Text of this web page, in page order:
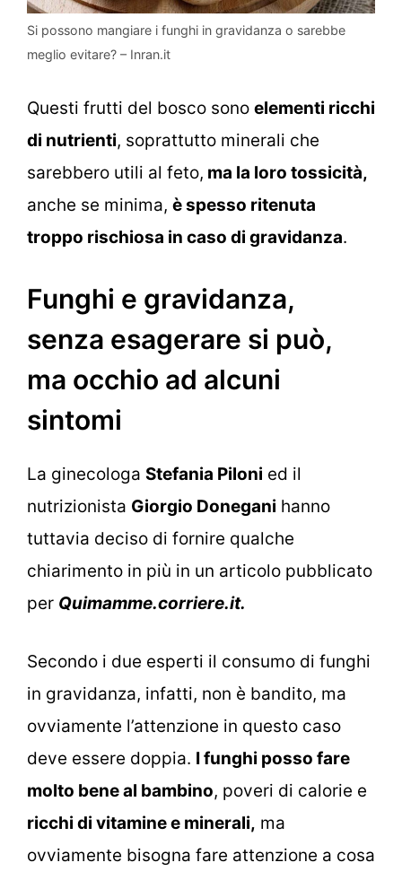
Si possono mangiare i funghi in gravidanza o sarebbe
meglio evitare? – Inran.it
Questi frutti del bosco sono elementi ricchi
di nutrienti, soprattutto minerali che
sarebbero utili al feto, ma la loro tossicità,
anche se minima, è spesso ritenuta
troppo rischiosa in caso di gravidanza.
Funghi e gravidanza,
senza esagerare si può,
ma occhio ad alcuni
sintomi
La ginecologa Stefania Piloni ed il
nutrizionista Giorgio Donegani hanno
tuttavia deciso di fornire qualche
chiarimento in più in un articolo pubblicato
per Quimamme.corriere.it.
Secondo i due esperti il consumo di funghi
in gravidanza, infatti, non è bandito, ma
ovviamente l’attenzione in questo caso
deve essere doppia. I funghi posso fare
molto bene al bambino, poveri di calorie e
ricchi di vitamine e minerali, ma
ovviamente bisogna fare attenzione a cosa